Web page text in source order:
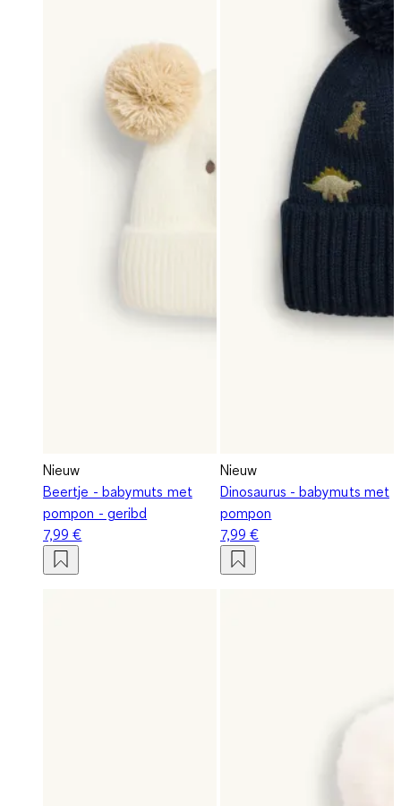
Nieuw
Beertje - babymuts met
pompon - geribd
7,99 €
Nieuw
Dinosaurus - babymuts met
pompon
7,99 €